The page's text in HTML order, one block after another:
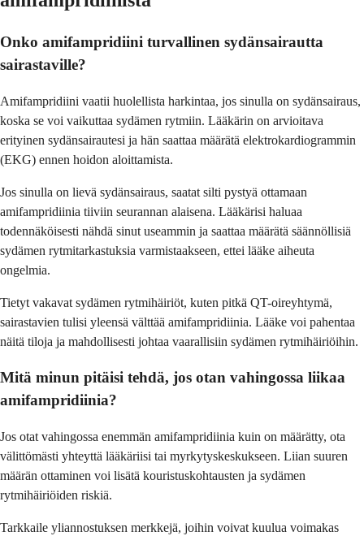
Onko amifampridiini turvallinen sydänsairautta
sairastaville?
Amifampridiini vaatii huolellista harkintaa, jos sinulla on sydänsairaus,
koska se voi vaikuttaa sydämen rytmiin. Lääkärin on arvioitava
erityinen sydänsairautesi ja hän saattaa määrätä elektrokardiogrammin
(EKG) ennen hoidon aloittamista.
Jos sinulla on lievä sydänsairaus, saatat silti pystyä ottamaan
amifampridiinia tiiviin seurannan alaisena. Lääkärisi haluaa
todennäköisesti nähdä sinut useammin ja saattaa määrätä säännöllisiä
sydämen rytmitarkastuksia varmistaakseen, ettei lääke aiheuta
ongelmia.
Tietyt vakavat sydämen rytmihäiriöt, kuten pitkä QT-oireyhtymä,
sairastavien tulisi yleensä välttää amifampridiinia. Lääke voi pahentaa
näitä tiloja ja mahdollisesti johtaa vaarallisiin sydämen rytmihäiriöihin.
Mitä minun pitäisi tehdä, jos otan vahingossa liikaa
amifampridiinia?
Jos otat vahingossa enemmän amifampridiinia kuin on määrätty, ota
välittömästi yhteyttä lääkäriisi tai myrkytyskeskukseen. Liian suuren
määrän ottaminen voi lisätä kouristuskohtausten ja sydämen
rytmihäiriöiden riskiä.
Tarkkaile yliannostuksen merkkejä, joihin voivat kuulua voimakas